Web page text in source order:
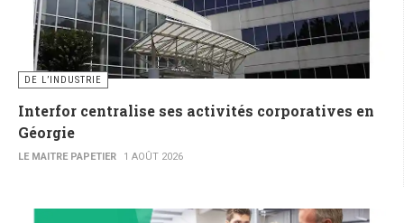
DE L’INDUSTRIE
Interfor centralise ses activités corporatives en
Géorgie
LE MAITRE PAPETIER 1 AOÛT 2026